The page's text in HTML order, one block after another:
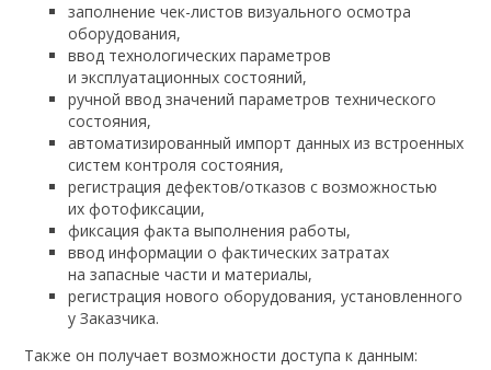
заполнение чек-листов визуального осмотра
оборудования,
ввод технологических параметров
и эксплуатационных состояний,
ручной ввод значений параметров технического
состояния,
автоматизированный импорт данных из встроенных
систем контроля состояния,
регистрация дефектов/отказов с возможностью
их фотофиксации,
фиксация факта выполнения работы,
ввод информации о фактических затратах
на запасные части и материалы,
регистрация нового оборудования, установленного
у Заказчика.
Также он получает возможности доступа к данным: